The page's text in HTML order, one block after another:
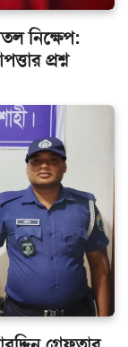
নিক্ষেপ:
প্রশ্ন